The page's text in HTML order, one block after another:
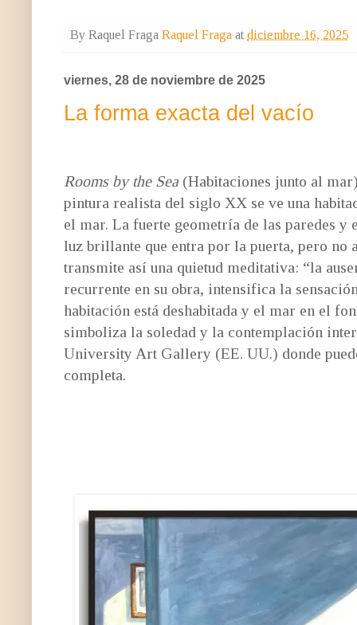
By Raquel Fraga Raquel Fraga at diciembre 16, 2025
viernes, 28 de noviembre de 2025
La forma exacta del vacío
Rooms by the Sea (Habitaciones junto al
pintura realista del siglo XX se ve una
el mar. La fuerte geometría de las paredes y
luz brillante que entra por la puerta, pero no
transmite así una quietud meditativa: “la
recurrente en su obra, intensifica la
habitación está deshabitada y el mar en el
simboliza la soledad y la contemplación
University Art Gallery (EE. UU.) donde
completa.